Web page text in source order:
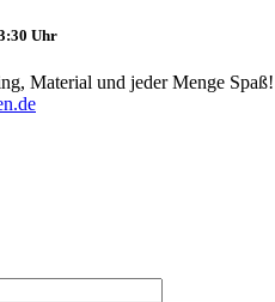
Uhr
Material und jeder Menge Spaß!